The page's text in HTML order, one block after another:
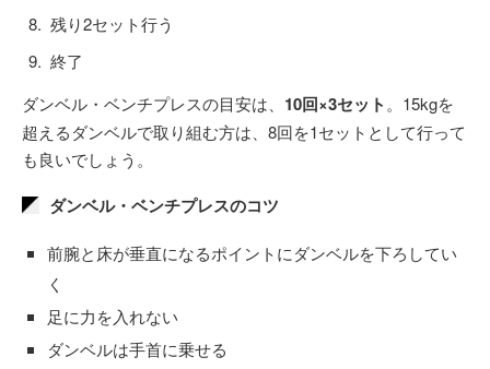
残り2セット行う
終了
ダンベル・ベンチプレスの目安は、 10回×3セット 。15kgを
超えるダンベルで取り組む方は、8回を1セットとして行って
も良いでしょう。
ダンベル・ベンチプレスのコツ
前腕と床が垂直になるポイントにダンベルを下ろしてい
く
足に力を入れない
ダンベルは手首に乗せる